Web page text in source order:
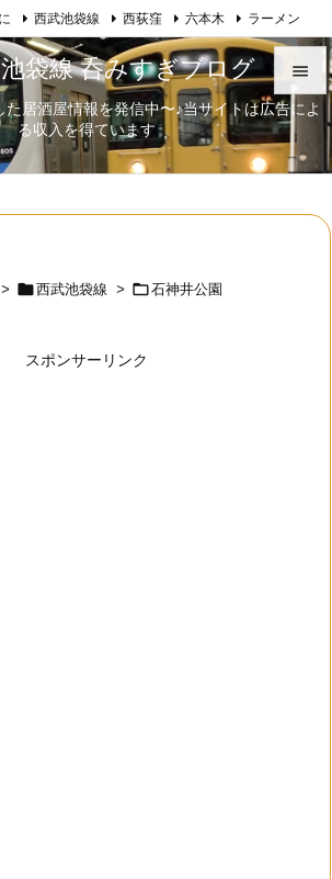
袋線 呑みすぎブログ
居酒屋情報を発信中〜♪当サイトは広告によ
る収入を得ています


メニュ

西武池袋線 西荻窪 六本木 ラーメン
己紹介 RSS Feedly
> 西武池袋線 > 石神井公園
スポンサーリンク